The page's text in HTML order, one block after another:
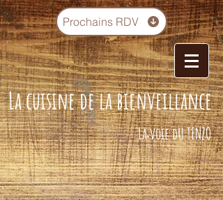
Prochains RDV
La cuisine de la bienveillance
La voie dU TENZO